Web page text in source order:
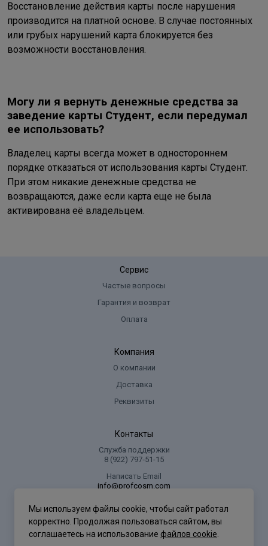
Восстановление действия карты после нарушения
производится на платной основе. В случае постоянных
или грубых нарушений карта блокируется без
возможности восстановления.
Могу ли я вернуть денежные средства за
заведение карты Студент, если передумал
ее использовать?
Владелец карты всегда может в одностороннем
порядке отказаться от использования карты Студент.
При этом никакие денежные средства не
возвращаются, даже если карта еще не была
активирована её владельцем.
Сервис
Частые вопросы
Гарантия и возврат
Оплата
Компания
О компании
Доставка
Реквизиты
Контакты
Служба поддержки
8 (922) 797‑51-15
Написать Email
info@profcosm.com
Адрес регионального офиса
г. Сургут, ул. Иосифа Каролинского, дом 10, офис 5
Мы используем файлы cookie, чтобы сайт работал
корректно. Продолжая пользоваться сайтом, вы
соглашаетесь на использование файлов cookie